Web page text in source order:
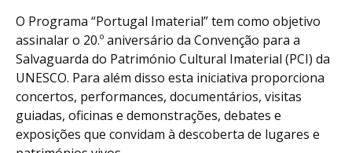
O Programa “Portugal Imaterial” tem como objetivo
assinalar o 20.º aniversário da Convenção para a
Salvaguarda do Património Cultural Imaterial (PCI) da
UNESCO. Para além disso esta iniciativa proporciona
concertos, performances, documentários, visitas
guiadas, oficinas e demonstrações, debates e
exposições que convidam à descoberta de lugares e